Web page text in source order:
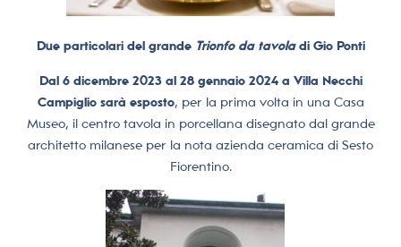
Due particolari del grande Trionfo da tavoladi Gio Ponti
Dal 6 dicembre 2023 al 28 gennaio 2024 a Villa Necchi
Campiglio sarà esposto, per la prima volta in una Casa
Museo, il centro tavola in porcellana disegnato dal grande
architetto milanese per la nota azienda ceramica di Sesto
Fiorentino.